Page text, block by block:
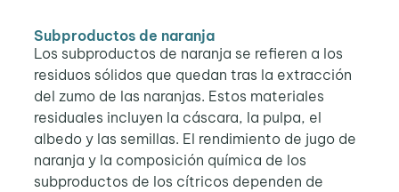
Subproductos de naranja
Los subproductos de naranja se refieren a los
residuos sólidos que quedan tras la extracción
del zumo de las naranjas. Estos materiales
residuales incluyen la cáscara, la pulpa, el
albedo y las semillas. El rendimiento de jugo de
naranja y la composición química de los
subproductos de los cítricos dependen de